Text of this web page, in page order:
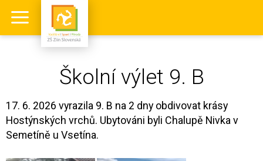
Školní výlet 9. B
17. 6. 2026 vyrazila 9. B na 2 dny obdivovat krásy
Hostýnských vrchů. Ubytováni byli Chalupě Nivka v
Semetíně u Vsetína.